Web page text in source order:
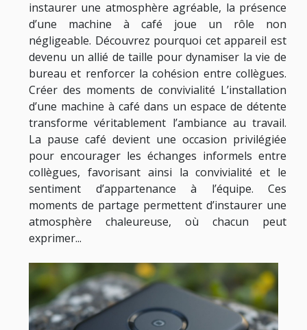
instaurer une atmosphère agréable, la présence
d’une machine à café joue un rôle non
négligeable. Découvrez pourquoi cet appareil est
devenu un allié de taille pour dynamiser la vie de
bureau et renforcer la cohésion entre collègues.
Créer des moments de convivialité L’installation
d’une machine à café dans un espace de détente
transforme véritablement l’ambiance au travail.
La pause café devient une occasion privilégiée
pour encourager les échanges informels entre
collègues, favorisant ainsi la convivialité et le
sentiment d’appartenance à l’équipe. Ces
moments de partage permettent d’instaurer une
atmosphère chaleureuse, où chacun peut
exprimer...